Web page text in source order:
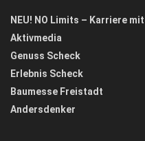
NEU! NO Limits – Karriere
Aktivmedia
Genuss Scheck
Erlebnis Scheck
Baumesse Freistadt
Andersdenker